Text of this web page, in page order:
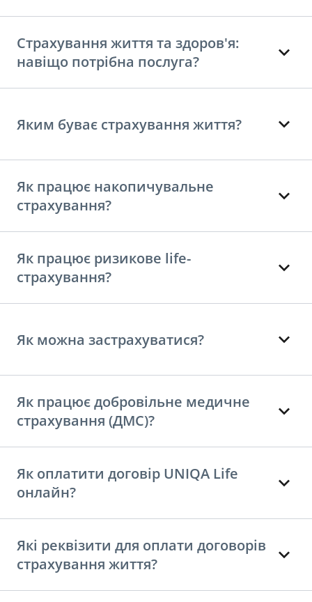
Страхування життя та здоров'я:
навіщо потрібна послуга?
Яким буває страхування життя?
Як працює накопичувальне
страхування?
Як працює ризикове life-
страхування?
Як можна застрахуватися?
Як працює добровільне медичне
страхування (ДМС)?
Як оплатити договір UNIQA Life
онлайн?
Які реквізити для оплати договорів
страхування життя?